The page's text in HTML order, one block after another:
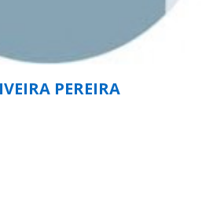
PEREIRA